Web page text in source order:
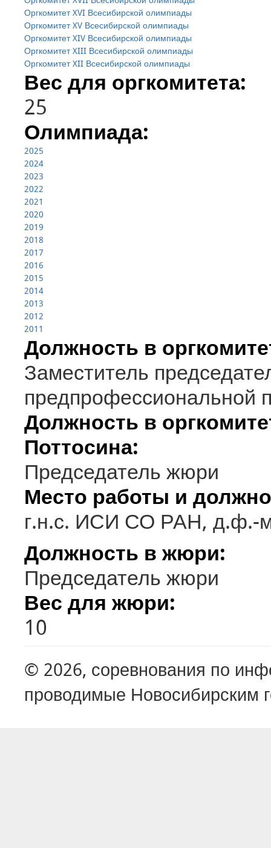
Оргкомитет XVI Всесибирской олимпиады
Оргкомитет XV Всесибирской олимпиады
Оргкомитет XIV Всесибирской олимпиады
Оргкомитет XIII Всесибирской олимпиады
Оргкомитет XII Всесибирской олимпиады
Вес для оргкомитета:
25
Олимпиада:
2025
2024
2023
2022
2021
2020
2019
2018
2017
2016
2015
2014
2013
2012
2011
Должность в
Заместитель
предпрофессиональной
Должность в
Поттосина:
Председатель жюри
Место работы и
г.н.с. ИСИ СО РАН, д.ф.-
Должность в жюри:
Председатель жюри
Вес для жюри:
10
© 2026, соревнования по
проводимые Новосибирским